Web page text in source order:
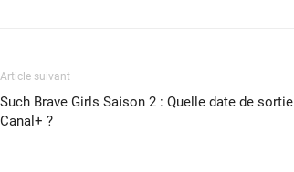
Article suivant
Such Brave Girls Saison 2 : Quelle date de sortie
Canal+ ?